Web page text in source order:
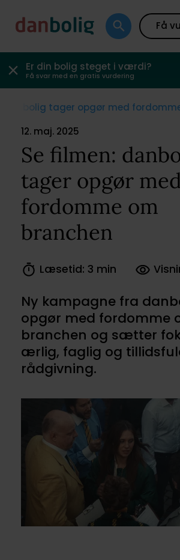
Få
Er din bolig steget i værdi?
Få svar med en gratis vurdering
danbolig tager opgør med
Se filmen:
tager opgør
fordomme om
branchen
12. maj. 2025
Læsetid: 3 min
Ny kampagne fra
opgør med fordomme
branchen og sætter
ærlig, faglig og
rådgivning.